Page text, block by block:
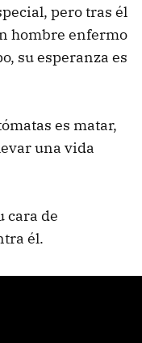
pero tras él
hombre enfermo
su esperanza es
es matar,
una vida
cara de
él.